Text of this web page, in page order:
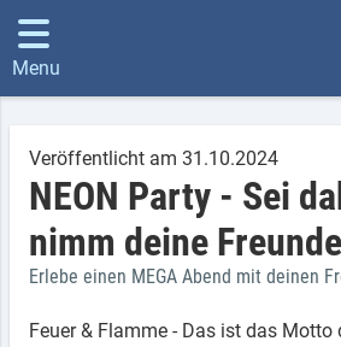
Menu
Veröffentlicht am 31.10.2024
NEON Party - Sei
nimm deine
Erlebe einen MEGA Abend mit deinen
Feuer & Flamme - Das ist das Motto